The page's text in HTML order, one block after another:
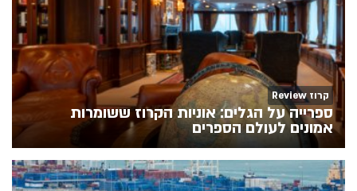
קרוז Review
ספרייה על הגלים: אוניות הקרוז ששומרות
אמונים לעולם הספרים